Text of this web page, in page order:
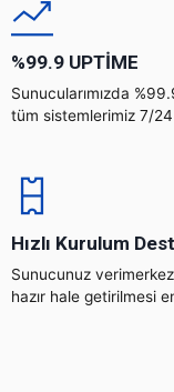
%99.9 UPTİME
Sunucularımızda
tüm sistemlerimiz 7/
Hızlı Kurulum
Sunucunuz
hazır hale getirilmesi